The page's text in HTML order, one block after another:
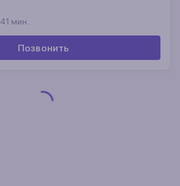
41 мин.
Позвонить